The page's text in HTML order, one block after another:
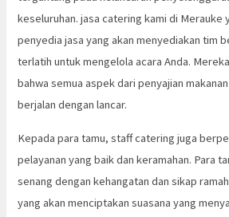
keseluruhan. jasa catering kami di Merauke
penyedia jasa yang akan menyediakan tim
terlatih untuk mengelola acara Anda.
bahwa semua aspek dari penyajian
berjalan dengan lancar.
Kepada para tamu, staff catering juga
pelayanan yang baik dan keramahan. Para
senang dengan kehangatan dan sikap
yang akan menciptakan suasana yang